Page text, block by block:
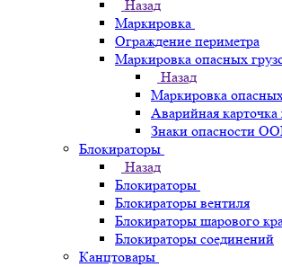
Назад
Маркировка
Ограждение периметра
Маркировка опасных
Назад
Маркировка
Аварийная карточка
Знаки опасности
Блокираторы
Назад
Блокираторы
Блокираторы вентиля
Блокираторы шарового
Блокираторы соединений
Канцтовары